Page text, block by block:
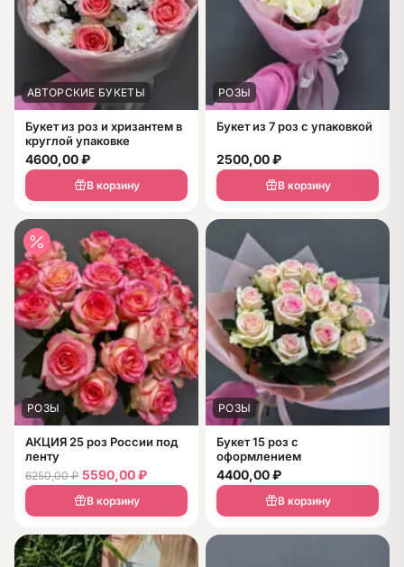
АВТОРСКИЕ БУКЕТЫ
Букет из роз и хризантем в
круглой упаковке
4600,00₽
В корзину
РОЗЫ
Букет из 7 роз с упаковкой
2500,00₽
В корзину
РОЗЫ
АКЦИЯ 25 роз России под
ленту
6250,00₽ 5590,00₽
В корзину
РОЗЫ
Букет 15 роз с
оформлением
4400,00₽
В корзину